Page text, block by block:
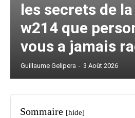
les secrets de
w214 que
vous a jamais
Guillaume Gelipera - 3 Août 2026
Sommaire [hide]